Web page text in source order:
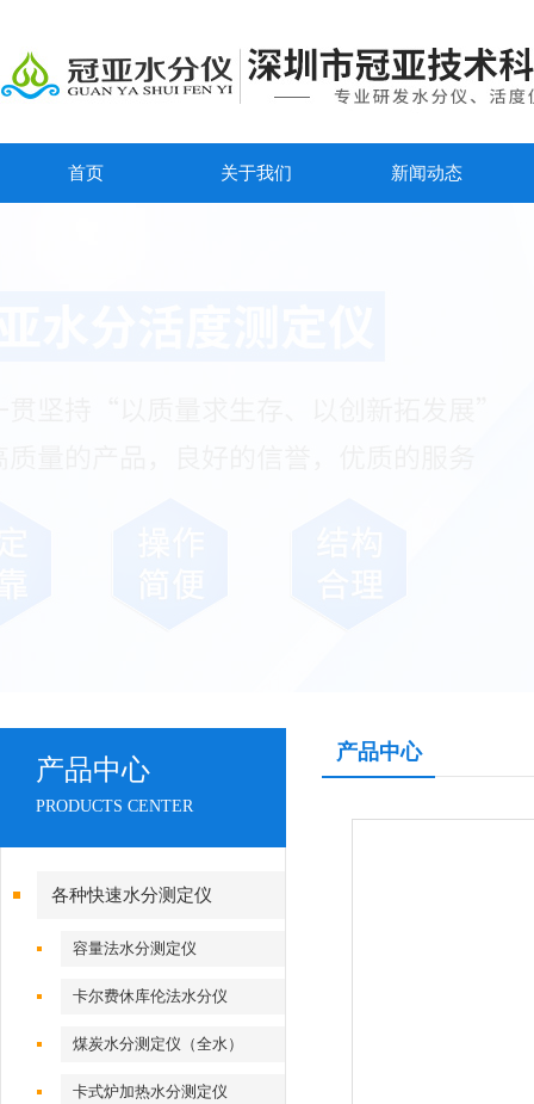
首页 关于我们 新闻动态
产品中心
PRODUCTS CENTER
各种快速水分测定仪
容量法水分测定仪
卡尔费休库伦法水分仪
煤炭水分测定仪（全水）
卡式炉加热水分测定仪
产品中心